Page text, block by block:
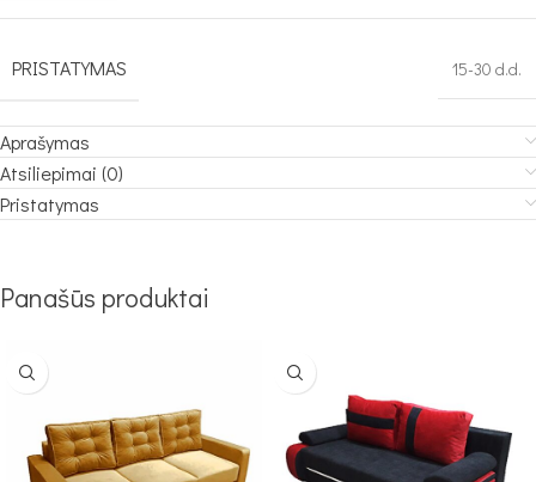
PRISTATYMAS 15-30 d.d.
Aprašymas
Atsiliepimai (0)
Pristatymas
Panašūs produktai